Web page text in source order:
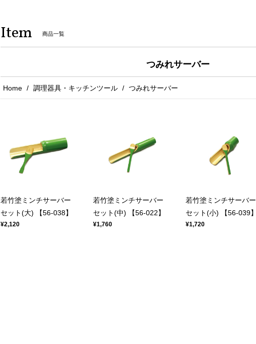
Item 商品一覧
つみれサーバー
Home 調理器具・キッチンツール つみれサーバー
若竹塗ミンチサーバー
セット(大) 【56-038】
¥2,120
若竹塗ミンチサーバー
セット(中) 【56-022】
¥1,760
若竹塗ミンチサーバー
セット(小) 【56-039】
¥1,720